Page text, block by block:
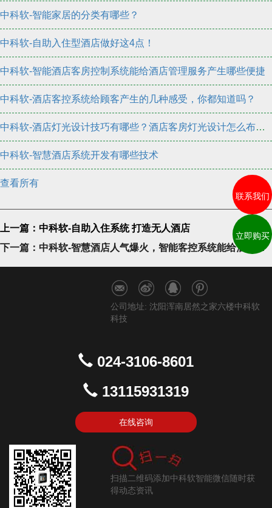
联系我们
立即购买
中科软-智能家居的分类有哪些？
中科软-自助入住型酒店做好这4点！
中科软-智能酒店客房控制系统能给酒店管理服务产生哪些便捷
中科软-酒店客控系统给顾客产生的几种感受，你都知道吗？
中科软-酒店灯光设计技巧有哪些？酒店客房灯光设计怎么布置？
中科软-智慧酒店系统开发有哪些技术
查看所有
上一篇：中科软-自助入住系统 打造无人酒店
下一篇：中科软-智慧酒店人气爆火，智能客控系统能给酒店带来什么？
公司地址: 沈阳浑南居然之家六楼中科软
科技
024-3106-8601
13115931319
在线咨询
扫描二维码添加中科软智能微信随时获
得动态资讯